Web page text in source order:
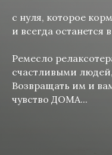
с нуля, которое
и всегда останется
Ремесло
счастливыми
Возвращать им и
чувство ДОМА...